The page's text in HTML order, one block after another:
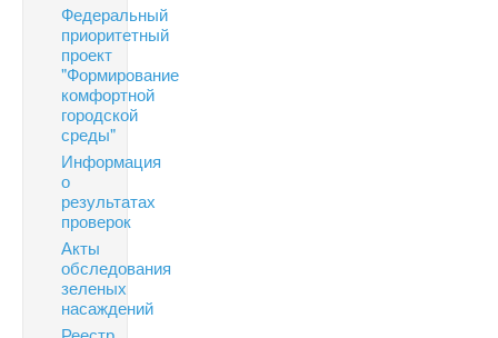
Федеральный
приоритетный
проект
"Формирование
комфортной
городской
среды"
Информация
о
результатах
проверок
Акты
обследования
зеленых
насаждений